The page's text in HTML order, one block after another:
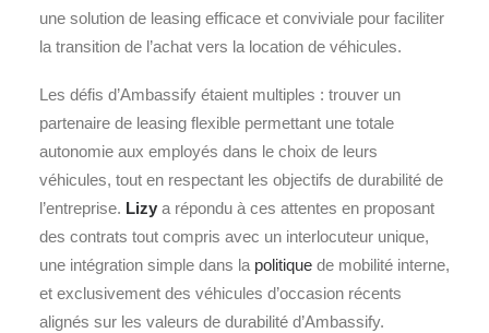
une solution de leasing efficace et conviviale pour faciliter
la transition de l’achat vers la location de véhicules.
Les défis d’Ambassify étaient multiples : trouver un
partenaire de leasing flexible permettant une totale
autonomie aux employés dans le choix de leurs
véhicules, tout en respectant les objectifs de durabilité de
l’entreprise. Lizy a répondu à ces attentes en proposant
des contrats tout compris avec un interlocuteur unique,
une intégration simple dans la politique de mobilité interne,
et exclusivement des véhicules d’occasion récents
alignés sur les valeurs de durabilité d’Ambassify.